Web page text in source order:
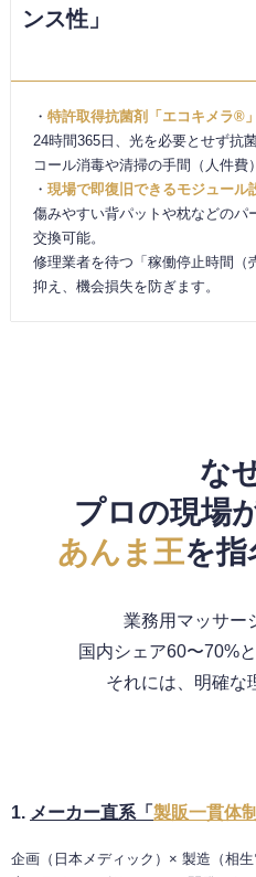
ンス性」
・ 特許取得抗菌剤「エコキメラ®️
24時間365日、光を必要とせず抗
コール消毒や清掃の手間（人件費
・ 現場で即復旧できるモジュール
傷みやすい背パットや枕などのパ
交換可能。
修理業者を待つ「稼働停止時間（
抑え、機会損失を防ぎます。
な
プロの現場が
あんま王を指
業務用マッサー
国内シェア60〜70%
それには、明確な
1. メーカー直系「 製販一貫体制
企画（日本メディック）× 製造（相